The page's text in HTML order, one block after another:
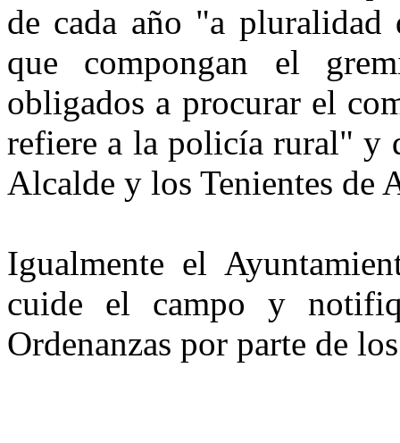
de cada año "a
que compongan el
obligados a procurar el
refiere a la policía rural" y
Alcalde y los Tenientes de
Igualmente el
cuide el campo y
Ordenanzas por parte de